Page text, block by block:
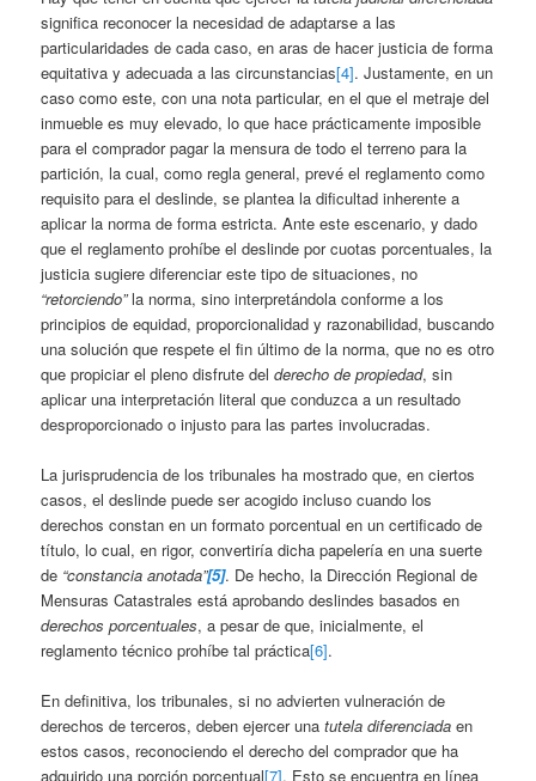
significa reconocer la necesidad de adaptarse a las
particularidades de cada caso, en aras de hacer justicia de forma
equitativa y adecuada a las circunstancias[4]. Justamente, en un
caso como este, con una nota particular, en el que el metraje del
inmueble es muy elevado, lo que hace prácticamente imposible
para el comprador pagar la mensura de todo el terreno para la
partición, la cual, como regla general, prevé el reglamento como
requisito para el deslinde, se plantea la dificultad inherente a
aplicar la norma de forma estricta. Ante este escenario, y dado
que el reglamento prohíbe el deslinde por cuotas porcentuales, la
justicia sugiere diferenciar este tipo de situaciones, no
“retorciendo”la norma, sino interpretándola conforme a los
principios de equidad, proporcionalidad y razonabilidad, buscando
una solución que respete el fin último de la norma, que no es otro
que propiciar el pleno disfrute delderecho de propiedad, sin
aplicar una interpretación literal que conduzca a un resultado
desproporcionado o injusto para las partes involucradas.
La jurisprudencia de los tribunales ha mostrado que, en ciertos
casos, el deslinde puede ser acogido incluso cuando los
derechos constan en un formato porcentual en un certificado de
título, lo cual, en rigor, convertiría dicha papelería en una suerte
de “constancia anotada”[5]. De hecho, la Dirección Regional de
Mensuras Catastrales está aprobando deslindes basados en
derechos porcentuales, a pesar de que, inicialmente, el
reglamento técnico prohíbe tal práctica[6].
En definitiva, los tribunales, si no advierten vulneración de
derechos de terceros, deben ejercer unatutela diferenciada en
estos casos, reconociendo el derecho del comprador que ha
adquirido una porción porcentual[7]. Esto se encuentra en línea